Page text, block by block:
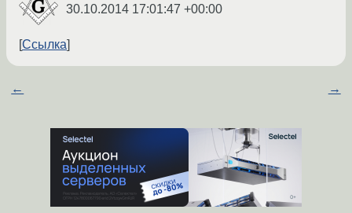
30.10.2014 17:01:47 +00:00
Ссылка
← →